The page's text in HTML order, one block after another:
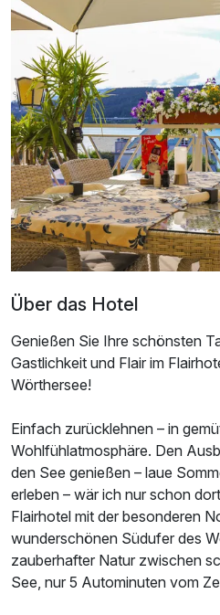
Doppelzimmer Seeseite
2 Erwachsene und 1 Kind
Über das Hotel
Genießen Sie Ihre schönsten
Gastlichkeit und Flair im
Wörthersee!
Einfach zurücklehnen – in
Wohlfühlatmosphäre. Den
den See genießen – laue
erleben – wär ich nur schon
Flairhotel mit der besonderen
wunderschönen Südufer des
zauberhafter Natur zwischen
See, nur 5 Autominuten vom